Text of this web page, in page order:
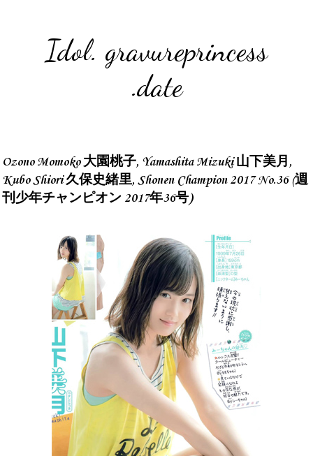
Idol. gravureprincess
.date
Ozono Momoko 大園桃子, Yamashita Mizuki 山下美月,
Kubo Shiori 久保史緒里, Shonen Champion 2017 No.36 (週
刊少年チャンピオン 2017年36号)